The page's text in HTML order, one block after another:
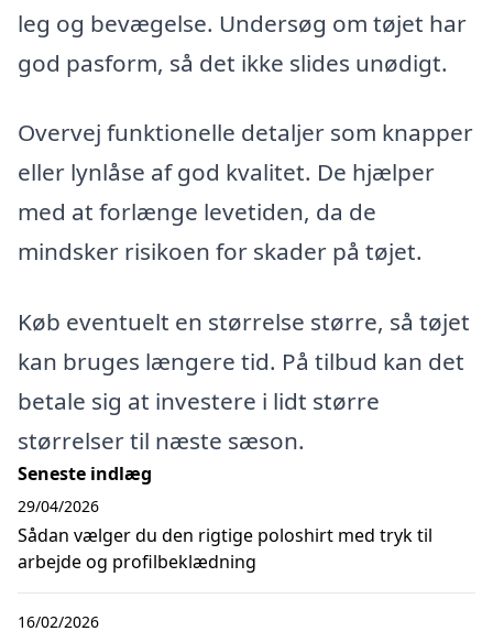
leg og bevægelse. Undersøg om tøjet har
god pasform, så det ikke slides unødigt.
Overvej funktionelle detaljer som knapper
eller lynlåse af god kvalitet. De hjælper
med at forlænge levetiden, da de
mindsker risikoen for skader på tøjet.
Køb eventuelt en størrelse større, så tøjet
kan bruges længere tid. På tilbud kan det
betale sig at investere i lidt større
størrelser til næste sæson.
Seneste indlæg
Sådan vælger du den rigtige poloshirt med tryk til
arbejde og profilbeklædning
29/04/2026
16/02/2026